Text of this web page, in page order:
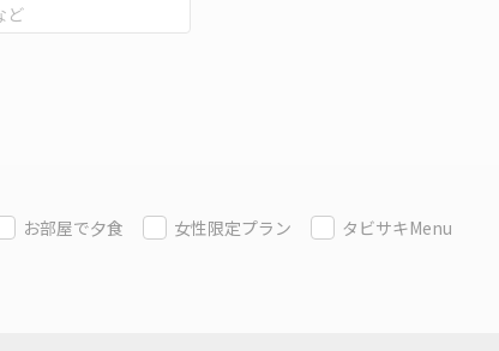
お部屋で夕食 女性限定プラン
タビサキMenu